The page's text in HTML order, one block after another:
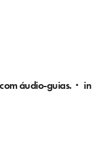
áudio-guias.・ in